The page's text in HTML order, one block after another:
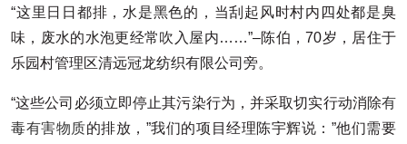
“这里日日都排，水是黑色的，当刮起风时村内四处都是臭
味，废水的水泡更经常吹入屋内……”–陈伯，70岁，居住于
乐园村管理区清远冠龙纺织有限公司旁。
“这些公司必须立即停止其污染行为，并采取切实行动消除有
毒有害物质的排放，”我们的项目经理陈宇辉说：”他们需要